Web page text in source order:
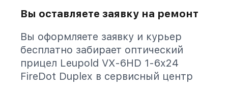
Вы оставляете заявку на ремонт
Вы оформляете заявку и курьер
бесплатно забирает оптический
прицел Leupold VX-6HD 1-6x24
FireDot Duplex в сервисный центр